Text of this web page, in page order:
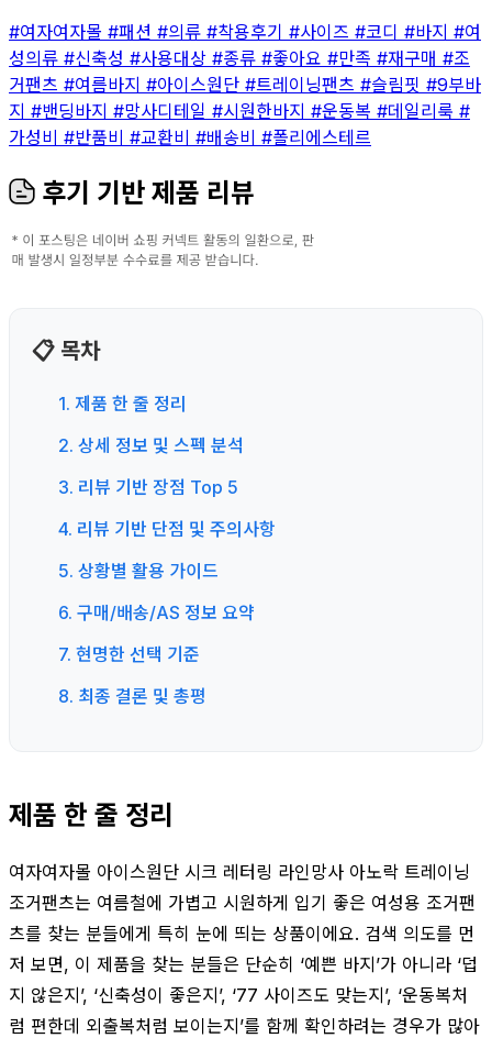
#여자여자몰 #패션 #의류 #착용후기 #사이즈 #코디 #바지 #여
성의류 #신축성 #사용대상 #종류 #좋아요 #만족 #재구매 #조
거팬츠 #여름바지 #아이스원단 #트레이닝팬츠 #슬림핏 #9부바
지 #밴딩바지 #망사디테일 #시원한바지 #운동복 #데일리룩 #
가성비 #반품비 #교환비 #배송비 #폴리에스테르
후기 기반 제품 리뷰
📋 목차
1. 제품 한 줄 정리
2. 상세 정보 및 스펙 분석
3. 리뷰 기반 장점 Top 5
4. 리뷰 기반 단점 및 주의사항
5. 상황별 활용 가이드
6. 구매/배송/AS 정보 요약
7. 현명한 선택 기준
8. 최종 결론 및 총평
제품 한 줄 정리
여자여자몰 아이스원단 시크 레터링 라인망사 아노락 트레이닝
조거팬츠는 여름철에 가볍고 시원하게 입기 좋은 여성용 조거팬
츠를 찾는 분들에게 특히 눈에 띄는 상품이에요. 검색 의도를 먼
저 보면, 이 제품을 찾는 분들은 단순히 ‘예쁜 바지’가 아니라 ‘덥
지 않은지’, ‘신축성이 좋은지’, ‘77 사이즈도 맞는지’, ‘운동복처
럼 편한데 외출복처럼 보이는지’를 함께 확인하려는 경우가 많아